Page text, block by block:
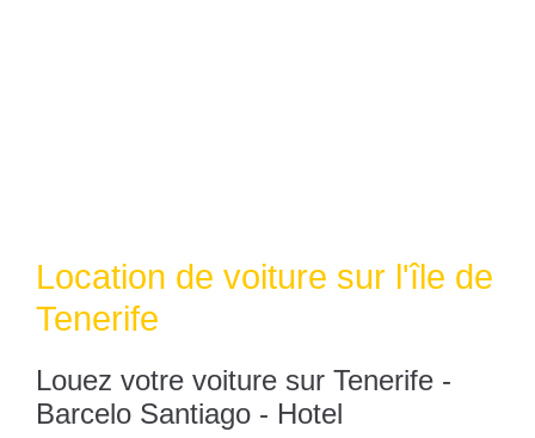
Location de voiture sur l'île de
Tenerife
Louez votre voiture sur Tenerife -
Barcelo Santiago - Hotel